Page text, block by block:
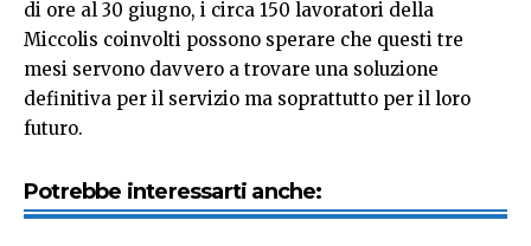
di ore al 30 giugno, i circa 150 lavoratori della
Miccolis coinvolti possono sperare che questi tre
mesi servono davvero a trovare una soluzione
definitiva per il servizio ma soprattutto per il loro
futuro.
Potrebbe interessarti anche: